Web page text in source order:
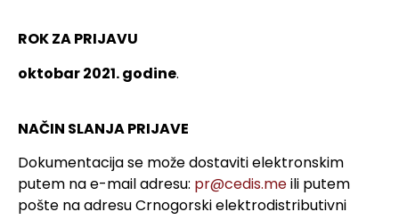
ROK ZA PRIJAVU
oktobar 2021. godine.
NAČIN SLANJA PRIJAVE
Dokumentacija se može dostaviti elektronskim
putem na e-mail adresu: pr@cedis.meili putem
pošte na adresu Crnogorski elektrodistributivni